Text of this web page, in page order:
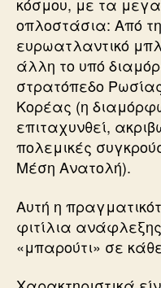
οπλοστάσια: Από
ευρωατλαντικό
άλλη το υπό
στρατόπεδο
Κορέας (η
επιταχυνθεί,
πολεμικές
Μέση Ανατολή).
Αυτή η
φιτίλια
«μπαρούτι» σε